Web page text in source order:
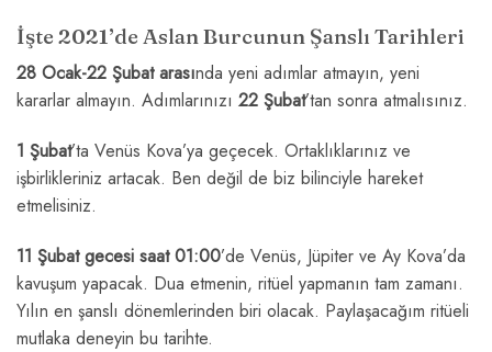
İşte 2021’de Aslan Burcunun Şanslı Tarihleri
28 Ocak-22 Şubat arasında yeni adımlar atmayın, yeni
kararlar almayın. Adımlarınızı 22 Şubat’tan sonra atmalısınız.
1 Şubat’ta Venüs Kova’ya geçecek. Ortaklıklarınız ve
işbirlikleriniz artacak. Ben değil de biz bilinciyle hareket
etmelisiniz.
11 Şubat gecesi saat 01:00’de Venüs, Jüpiter ve Ay Kova’da
kavuşum yapacak. Dua etmenin, ritüel yapmanın tam zamanı.
Yılın en şanslı dönemlerinden biri olacak. Paylaşacağım ritüeli
mutlaka deneyin bu tarihte.